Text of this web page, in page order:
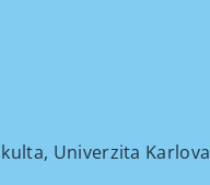
Univerzita Karlova